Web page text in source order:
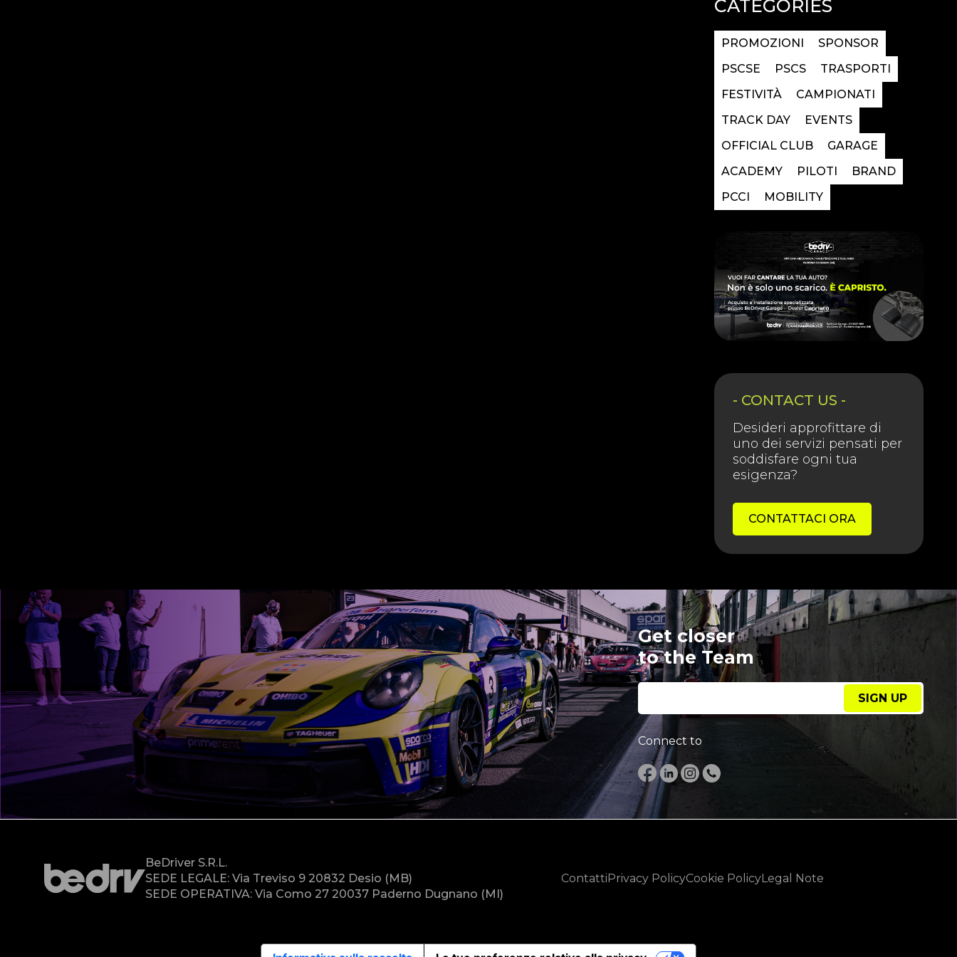
CATEGORIES
PROMOZIONI
SPONSOR
PSCSE
PSCS
TRASPORTI
FESTIVITÀ
CAMPIONATI
TRACK DAY
EVENTS
OFFICIAL CLUB
GARAGE
ACADEMY
PILOTI
BRAND
PCCI
MOBILITY
- CONTACT US -
Desideri approfittare di
uno dei servizi pensati per
soddisfare ogni tua
esigenza?
CONTATTACI ORA
Get closer
to the Team
SIGN UP
Connect to
BeDriver S.r.l.
SEDE LEGALE: Via Treviso 9 20832 Desio (MB)
SEDE OPERATIVA: Via Como 27 20037 Paderno Dugnano (MI)
ContattiPrivacy PolicyCookie PolicyLegal Note